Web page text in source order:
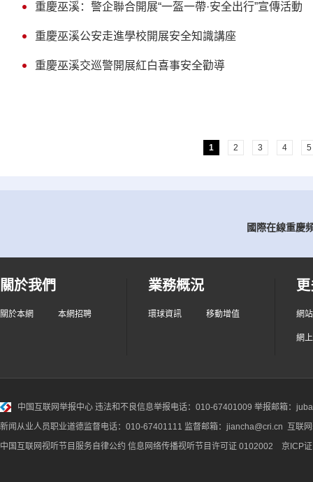
重慶巫溪：警企聯合開展“一盔一帶·安全出行”宣傳活動
重慶巫溪公安走進學校開展安全知識講座
重慶巫溪交巡警開展紅白喜事安全勸導
1 2 3 4 5
國際在線重慶
關於我們
關於本網 本網招聘
業務概況
環球資訊 移動增值 網
網
中国互联网举报中心 违法和不良信息举报电话：010-67401009 举报邮箱：
新闻从业人员职业道德监督电话：010-67401111 监督邮箱：jiancha@cri.cn 互联
中国互联网视听节目服务自律公约 信息网络传播视听节目许可证 0102002 京ICP